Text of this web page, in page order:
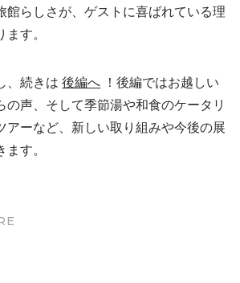
館らしさが、ゲストに喜ばれている理
す。
、続きは 後編へ ！後編ではお越しい
の声、そして季節湯や和食のケータリ
アーなど、新しい取り組みや今後の展
す。